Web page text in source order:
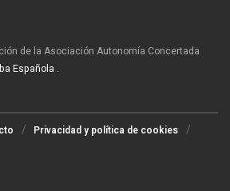
de la Asociación Autonomía Concertada
Española .
Privacidad y política de cookies